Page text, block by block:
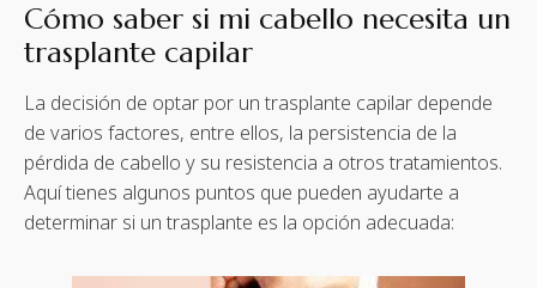
Cómo saber si mi cabello necesita un
trasplante capilar
La decisión de optar por un trasplante capilar depende
de varios factores, entre ellos, la persistencia de la
pérdida de cabello y su resistencia a otros tratamientos.
Aquí tienes algunos puntos que pueden ayudarte a
determinar si un trasplante es la opción adecuada: